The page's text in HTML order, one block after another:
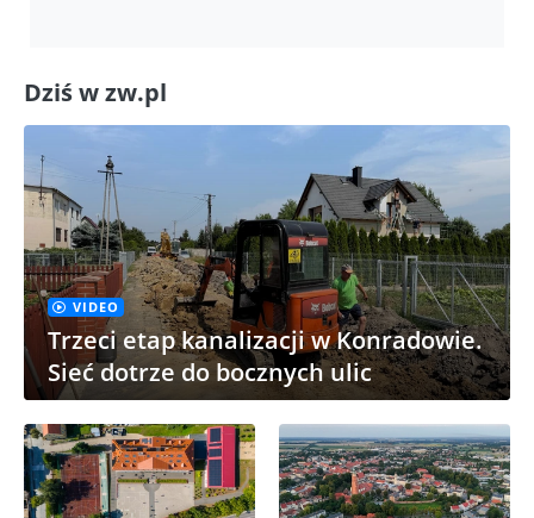
Dziś w zw.pl
VIDEO
Trzeci etap kanalizacji w Konradowie.
Sieć dotrze do bocznych ulic